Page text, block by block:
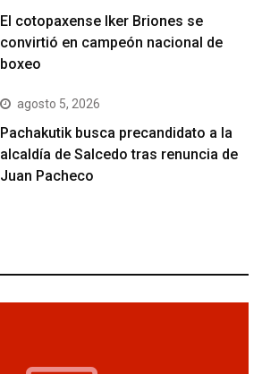
El cotopaxense Iker Briones se
convirtió en campeón nacional de
boxeo
agosto 5, 2026
Pachakutik busca precandidato a la
alcaldía de Salcedo tras renuncia de
Juan Pacheco